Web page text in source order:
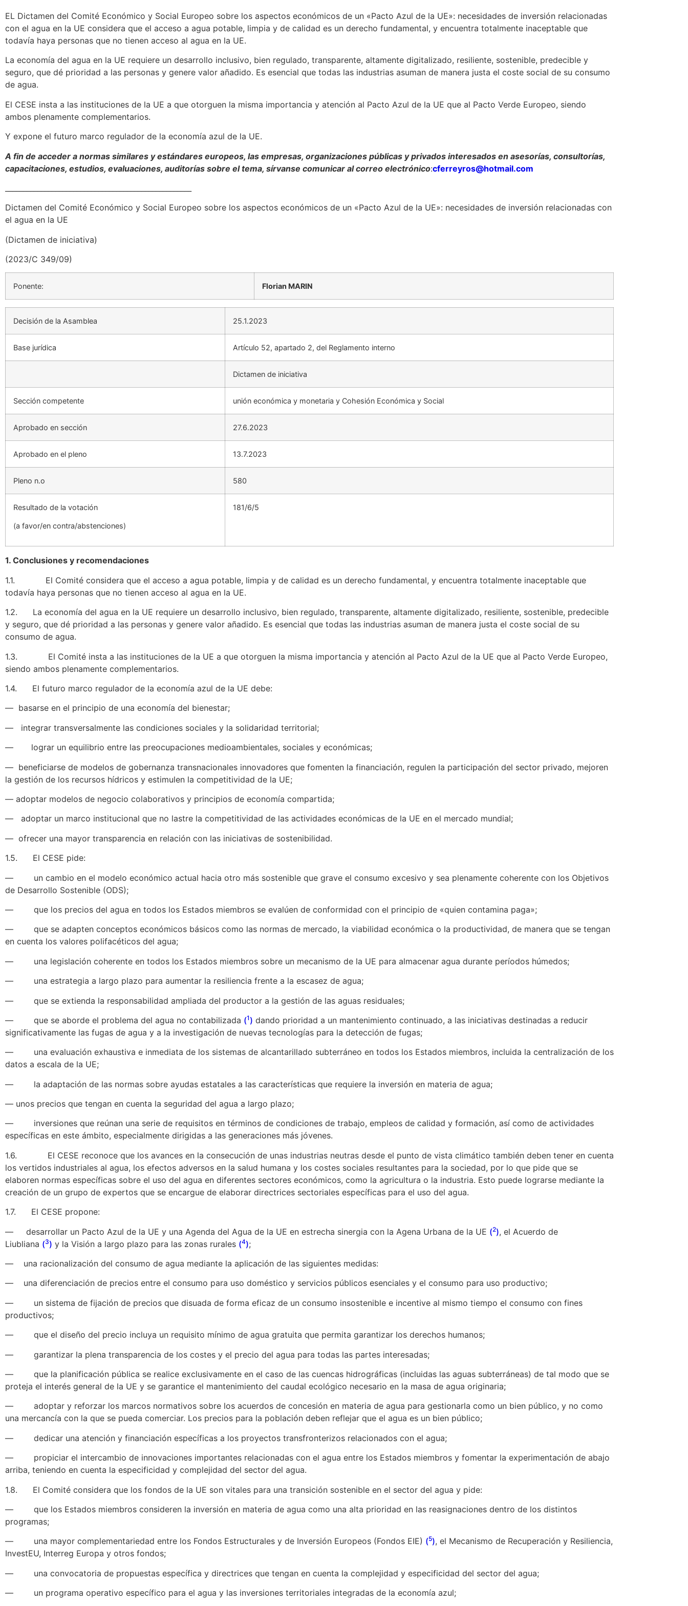
EL Dictamen del Comité Económico y Social Europeo sobre los aspectos económicos de un «Pacto Azul de la UE»: necesidades de inversión relacionadas
con el agua en la UE considera que el acceso a agua potable, limpia y de calidad es un derecho fundamental, y encuentra totalmente inaceptable que
todavía haya personas que no tienen acceso al agua en la UE.
La economía del agua en la UE requiere un desarrollo inclusivo, bien regulado, transparente, altamente digitalizado, resiliente, sostenible, predecible y
seguro, que dé prioridad a las personas y genere valor añadido. Es esencial que todas las industrias asuman de manera justa el coste social de su consumo
de agua.
El CESE insta a las instituciones de la UE a que otorguen la misma importancia y atención al Pacto Azul de la UE que al Pacto Verde Europeo, siendo
ambos plenamente complementarios.
Y expone el futuro marco regulador de la economía azul de la UE.
A fin de acceder a normas similares y estándares europeos, las empresas, organizaciones públicas y privados interesados en asesorías, consultorías,
capacitaciones, estudios, evaluaciones, auditorías sobre el tema, sírvanse comunicar al correo electrónico:cferreyros@hotmail.com
Dictamen del Comité Económico y Social Europeo sobre los aspectos económicos de un «Pacto Azul de la UE»: necesidades de inversión relacionadas con
el agua en la UE
(Dictamen de iniciativa)
(2023/C 349/09)
Ponente: Florian MARIN
Decisión de la Asamblea 25.1.2023
Base jurídica Artículo 52, apartado 2, del Reglamento interno
Dictamen de iniciativa
Sección competente unión económica y monetaria y Cohesión Económica y Social
Aprobado en sección 27.6.2023
Aprobado en el pleno 13.7.2023
Pleno n.o 580
Resultado de la votación
(a favor/en contra/abstenciones)
181/6/5
1. Conclusiones y recomendaciones
1.1. El Comité considera que el acceso a agua potable, limpia y de calidad es un derecho fundamental, y encuentra totalmente inaceptable que
todavía haya personas que no tienen acceso al agua en la UE.
1.2. La economía del agua en la UE requiere un desarrollo inclusivo, bien regulado, transparente, altamente digitalizado, resiliente, sostenible, predecible
y seguro, que dé prioridad a las personas y genere valor añadido. Es esencial que todas las industrias asuman de manera justa el coste social de su
consumo de agua.
1.3. El Comité insta a las instituciones de la UE a que otorguen la misma importancia y atención al Pacto Azul de la UE que al Pacto Verde Europeo,
siendo ambos plenamente complementarios.
1.4. El futuro marco regulador de la economía azul de la UE debe:
— basarse en el principio de una economía del bienestar;
— integrar transversalmente las condiciones sociales y la solidaridad territorial;
— lograr un equilibrio entre las preocupaciones medioambientales, sociales y económicas;
— beneficiarse de modelos de gobernanza transnacionales innovadores que fomenten la financiación, regulen la participación del sector privado, mejoren
la gestión de los recursos hídricos y estimulen la competitividad de la UE;
— adoptar modelos de negocio colaborativos y principios de economía compartida;
— adoptar un marco institucional que no lastre la competitividad de las actividades económicas de la UE en el mercado mundial;
— ofrecer una mayor transparencia en relación con las iniciativas de sostenibilidad.
1.5. El CESE pide:
— un cambio en el modelo económico actual hacia otro más sostenible que grave el consumo excesivo y sea plenamente coherente con los Objetivos
de Desarrollo Sostenible (ODS);
— que los precios del agua en todos los Estados miembros se evalúen de conformidad con el principio de «quien contamina paga»;
— que se adapten conceptos económicos básicos como las normas de mercado, la viabilidad económica o la productividad, de manera que se tengan
en cuenta los valores polifacéticos del agua;
— una legislación coherente en todos los Estados miembros sobre un mecanismo de la UE para almacenar agua durante períodos húmedos;
— una estrategia a largo plazo para aumentar la resiliencia frente a la escasez de agua;
— que se extienda la responsabilidad ampliada del productor a la gestión de las aguas residuales;
— que se aborde el problema del agua no contabilizada (1) dando prioridad a un mantenimiento continuado, a las iniciativas destinadas a reducir
significativamente las fugas de agua y a la investigación de nuevas tecnologías para la detección de fugas;
— una evaluación exhaustiva e inmediata de los sistemas de alcantarillado subterráneo en todos los Estados miembros, incluida la centralización de los
datos a escala de la UE;
— la adaptación de las normas sobre ayudas estatales a las características que requiere la inversión en materia de agua;
— unos precios que tengan en cuenta la seguridad del agua a largo plazo;
— inversiones que reúnan una serie de requisitos en términos de condiciones de trabajo, empleos de calidad y formación, así como de actividades
específicas en este ámbito, especialmente dirigidas a las generaciones más jóvenes.
1.6. El CESE reconoce que los avances en la consecución de unas industrias neutras desde el punto de vista climático también deben tener en cuenta
los vertidos industriales al agua, los efectos adversos en la salud humana y los costes sociales resultantes para la sociedad, por lo que pide que se
elaboren normas específicas sobre el uso del agua en diferentes sectores económicos, como la agricultura o la industria. Esto puede lograrse mediante la
creación de un grupo de expertos que se encargue de elaborar directrices sectoriales específicas para el uso del agua.
1.7. El CESE propone:
— desarrollar un Pacto Azul de la UE y una Agenda del Agua de la UE en estrecha sinergia con la Agena Urbana de la UE (2), el Acuerdo de
Liubliana (3) y la Visión a largo plazo para las zonas rurales (4);
— una racionalización del consumo de agua mediante la aplicación de las siguientes medidas:
— una diferenciación de precios entre el consumo para uso doméstico y servicios públicos esenciales y el consumo para uso productivo;
— un sistema de fijación de precios que disuada de forma eficaz de un consumo insostenible e incentive al mismo tiempo el consumo con fines
productivos;
— que el diseño del precio incluya un requisito mínimo de agua gratuita que permita garantizar los derechos humanos;
— garantizar la plena transparencia de los costes y el precio del agua para todas las partes interesadas;
— que la planificación pública se realice exclusivamente en el caso de las cuencas hidrográficas (incluidas las aguas subterráneas) de tal modo que se
proteja el interés general de la UE y se garantice el mantenimiento del caudal ecológico necesario en la masa de agua originaria;
— adoptar y reforzar los marcos normativos sobre los acuerdos de concesión en materia de agua para gestionarla como un bien público, y no como
una mercancía con la que se pueda comerciar. Los precios para la población deben reflejar que el agua es un bien público;
— dedicar una atención y financiación específicas a los proyectos transfronterizos relacionados con el agua;
— propiciar el intercambio de innovaciones importantes relacionadas con el agua entre los Estados miembros y fomentar la experimentación de abajo
arriba, teniendo en cuenta la especificidad y complejidad del sector del agua.
1.8. El Comité considera que los fondos de la UE son vitales para una transición sostenible en el sector del agua y pide:
— que los Estados miembros consideren la inversión en materia de agua como una alta prioridad en las reasignaciones dentro de los distintos
programas;
— una mayor complementariedad entre los Fondos Estructurales y de Inversión Europeos (Fondos EIE) (5), el Mecanismo de Recuperación y Resiliencia,
InvestEU, Interreg Europa y otros fondos;
— una convocatoria de propuestas específica y directrices que tengan en cuenta la complejidad y especificidad del sector del agua;
— un programa operativo específico para el agua y las inversiones territoriales integradas de la economía azul;